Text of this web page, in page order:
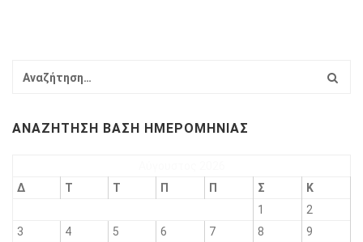
ΑΝΑΖΉΤΗΣΗ ΒΆΣΗ ΗΜΕΡΟΜΗΝΊΑΣ
Δ
Τ Τ Π Π Σ
Κ
1
2
3
4 5 6 7 8
9